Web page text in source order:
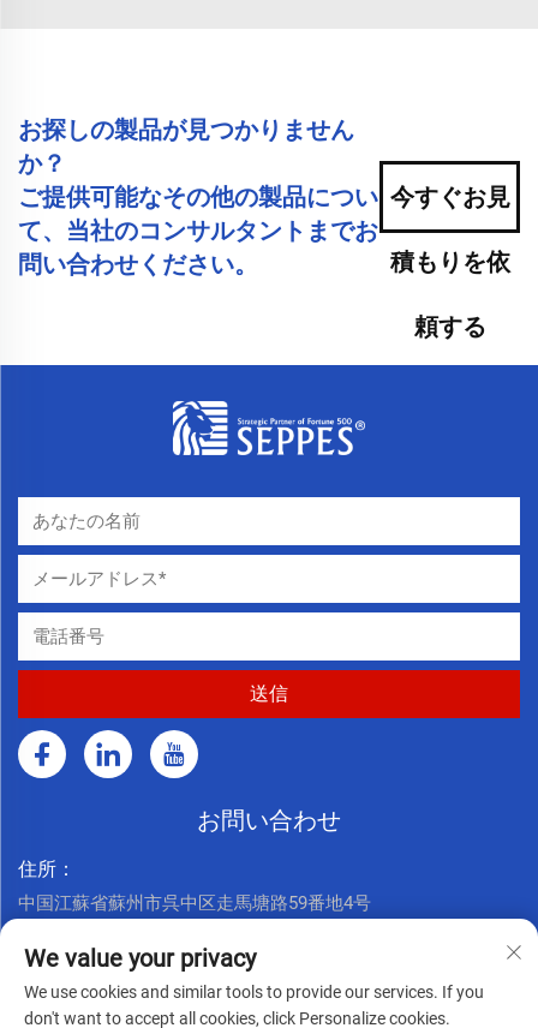
お探しの製品が見つかりません
か？
ご提供可能なその他の製品につい
て、当社のコンサルタントまでお
問い合わせください。
今すぐお見
積もりを依
頼する
お問い合わせ
住所：
中国江蘇省蘇州市呉中区走馬塘路59番地4号
+86 17761926625
メールアドレス：
We value your privacy
We use cookies and similar tools to provide our services. If you
don't want to accept all cookies, click Personalize cookies.